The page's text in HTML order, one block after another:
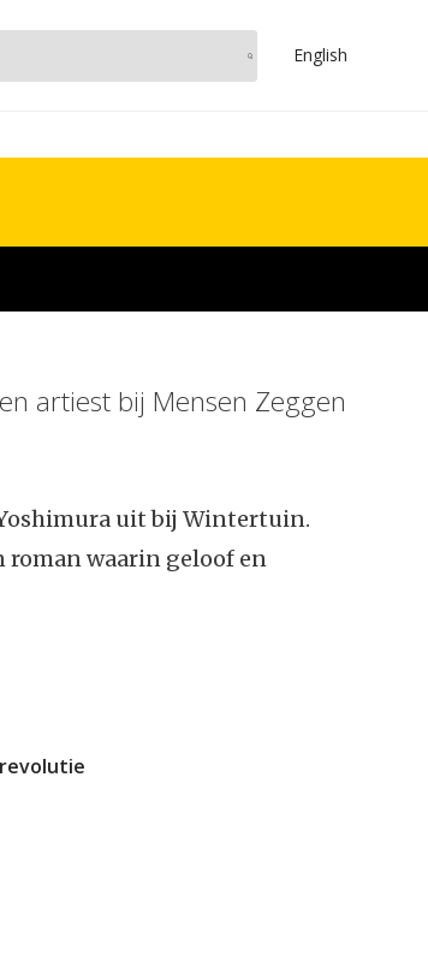
English
artiest bij Mensen Zeggen
uit bij Wintertuin.
roman waarin geloof en